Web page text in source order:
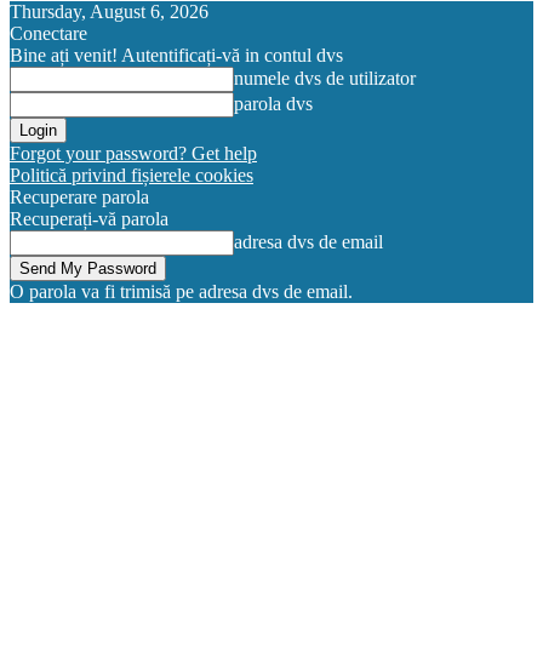
Thursday, August 6, 2026
Conectare
Bine ați venit! Autentificați-vă in contul dvs
numele dvs de utilizator
parola dvs
Forgot your password? Get help
Politică privind fișierele cookies
Recuperare parola
Recuperați-vă parola
adresa dvs de email
O parola va fi trimisă pe adresa dvs de email.